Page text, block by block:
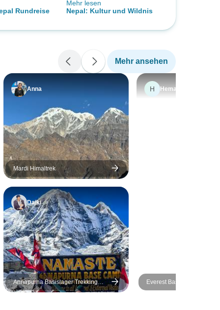
für alles.
Rundreise
guten Komfort erleben
möchte.
Mehr lesen
Nepal: Kultur und Wildnis
Mehr ansehen
Anna
Mardi Himaltrek
Daiki
Annapurna Basislager Trekking
Tour
H Hema
Everest Base Camp & Kala
Trekkingreise - 14 Tage